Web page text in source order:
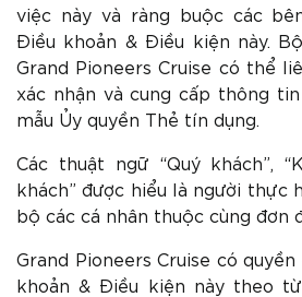
việc này và ràng buộc các
Điều khoản & Điều kiện này.
Grand Pioneers Cruise có thể
xác nhận và cung cấp thông
mẫu Ủy quyền Thẻ tín dụng.
Các thuật ngữ “Quý khách”,
khách” được hiểu là người thực
bộ các cá nhân thuộc cùng đơn
Grand Pioneers Cruise có
khoản & Điều kiện này theo